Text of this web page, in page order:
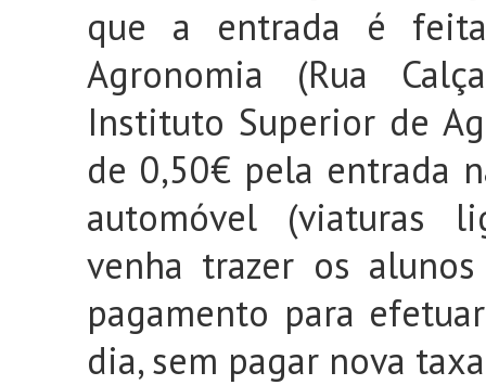
que a entrada é
Agronomia (Rua
Instituto Superior de
de 0,50€ pela entrada
automóvel (viaturas
venha trazer os
pagamento para
dia, sem pagar nova